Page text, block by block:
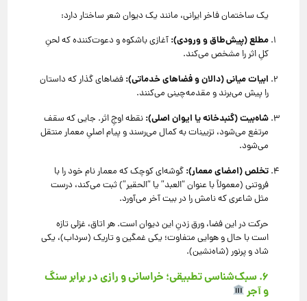
یک ساختمان فاخر ایرانی، مانند یک دیوان شعر ساختار دارد:
مطلع (پیش‌طاق و ورودی): آغازی باشکوه و دعوت‌کننده که لحنِ
کلِ اثر را مشخص می‌کند.
ابیات میانی (دالان و فضاهای خدماتی): فضاهای گذار که داستان
را پیش می‌برند و مقدمه‌چینی می‌کنند.
شاه‌بیت (گنبدخانه یا ایوان اصلی): نقطه اوجِ اثر. جایی که سقف
مرتفع می‌شود، تزیینات به کمال می‌رسند و پیام اصلیِ معمار منتقل
می‌شود.
تخلص (امضای معمار): گوشه‌ای کوچک که معمار نام خود را با
فروتنی (معمولاً با عنوان “العبد” یا “الحقیر”) ثبت می‌کند، درست
مثل شاعری که نامش را در بیت آخر می‌آورد.
حرکت در این فضا، ورق زدنِ این دیوان است. هر اتاق، غزلی تازه
است با حال و هوایی متفاوت؛ یکی غمگین و تاریک (سرداب)، یکی
شاد و پرنور (شاه‌نشین).
۶. سبک‌شناسی تطبیقی؛ خراسانی و رازی در برابر سنگ
و آجر